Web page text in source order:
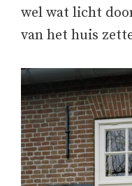
wel wat licht
van het huis